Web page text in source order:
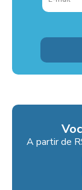
A partir de